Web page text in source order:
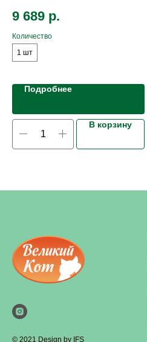
солодки
9 689 р.
Количество
1 шт
Подробнее
В корзину
© 2021 Design by IFS